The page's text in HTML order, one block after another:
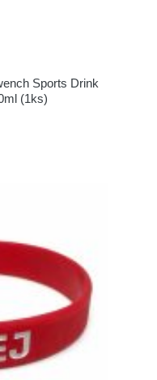
Sports Drink
(1ks)